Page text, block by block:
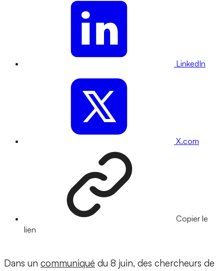
LinkedIn
X.com
Copier le
lien
Dans un communiqué du 8 juin, des chercheurs de